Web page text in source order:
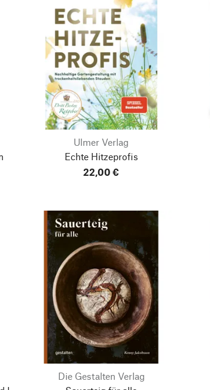
Ulmer Verlag
Echte Hitzeprofis
22,00 €
Die Gestalten Verlag